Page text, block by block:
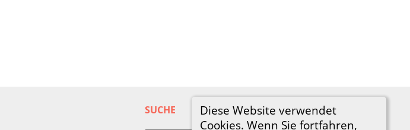
Diese Website verwendet
Cookies. Wenn Sie fortfahren,
SUCHE